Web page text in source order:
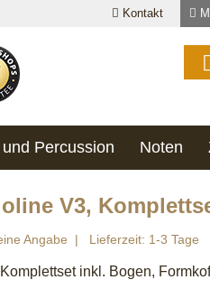
Kontakt
Percussion Noten
V3,
Angabe Lieferzeit: 1-3 Tage
inkl. Bogen,